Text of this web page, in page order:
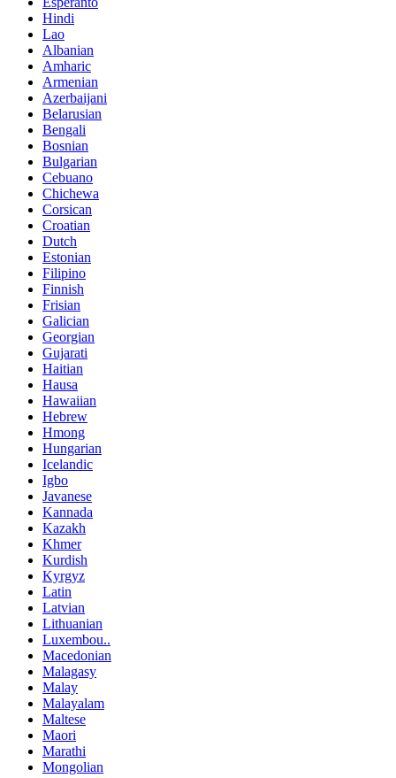
Hindi
Lao
Albanian
Amharic
Armenian
Azerbaijani
Belarusian
Bengali
Bosnian
Bulgarian
Cebuano
Chichewa
Corsican
Croatian
Dutch
Estonian
Filipino
Finnish
Frisian
Galician
Georgian
Gujarati
Haitian
Hausa
Hawaiian
Hebrew
Hmong
Hungarian
Icelandic
Igbo
Javanese
Kannada
Kazakh
Khmer
Kurdish
Kyrgyz
Latin
Latvian
Lithuanian
Luxembou..
Macedonian
Malagasy
Malay
Malayalam
Maltese
Maori
Marathi
Mongolian